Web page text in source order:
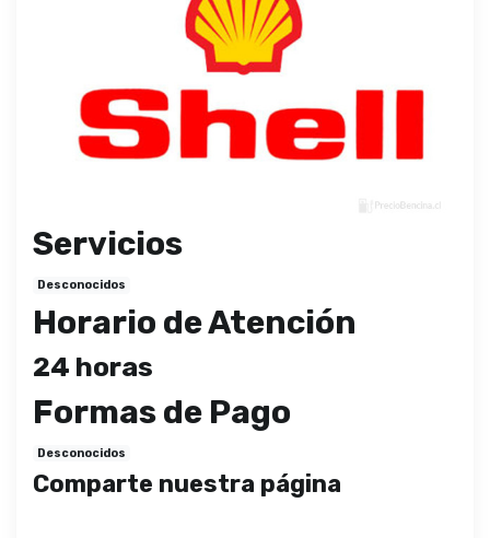
Servicios
Desconocidos
Horario de Atención
24 horas
Formas de Pago
Desconocidos
Comparte nuestra página